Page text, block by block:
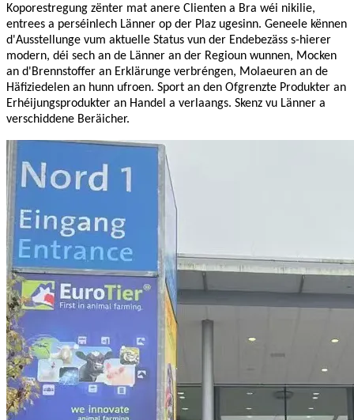
Koporestregung zënter mat anere Clienten a Bra wéi nikilie,
entrees a perséinlech Länner op der Plaz ugesinn. Geneele kënnen
d'Ausstellunge vum aktuelle Status vun der Endebezäss s-hierer
modern, déi sech an de Länner an der Regioun wunnen, Mocken
an d'Brennstoffer an Erklärunge verbréngen, Molaeuren an de
Häfiziedelen an hunn ufroen. Sport an den Ofgrenzte Produkter an
Erhéijungsprodukter an Handel a verlaangs. Skenz vu Länner a
verschiddene Beräicher.